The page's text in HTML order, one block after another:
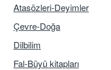
Atasözleri-Deyimler
Çevre-Doğa
Dilbilim
Fal-Büyü kitapları